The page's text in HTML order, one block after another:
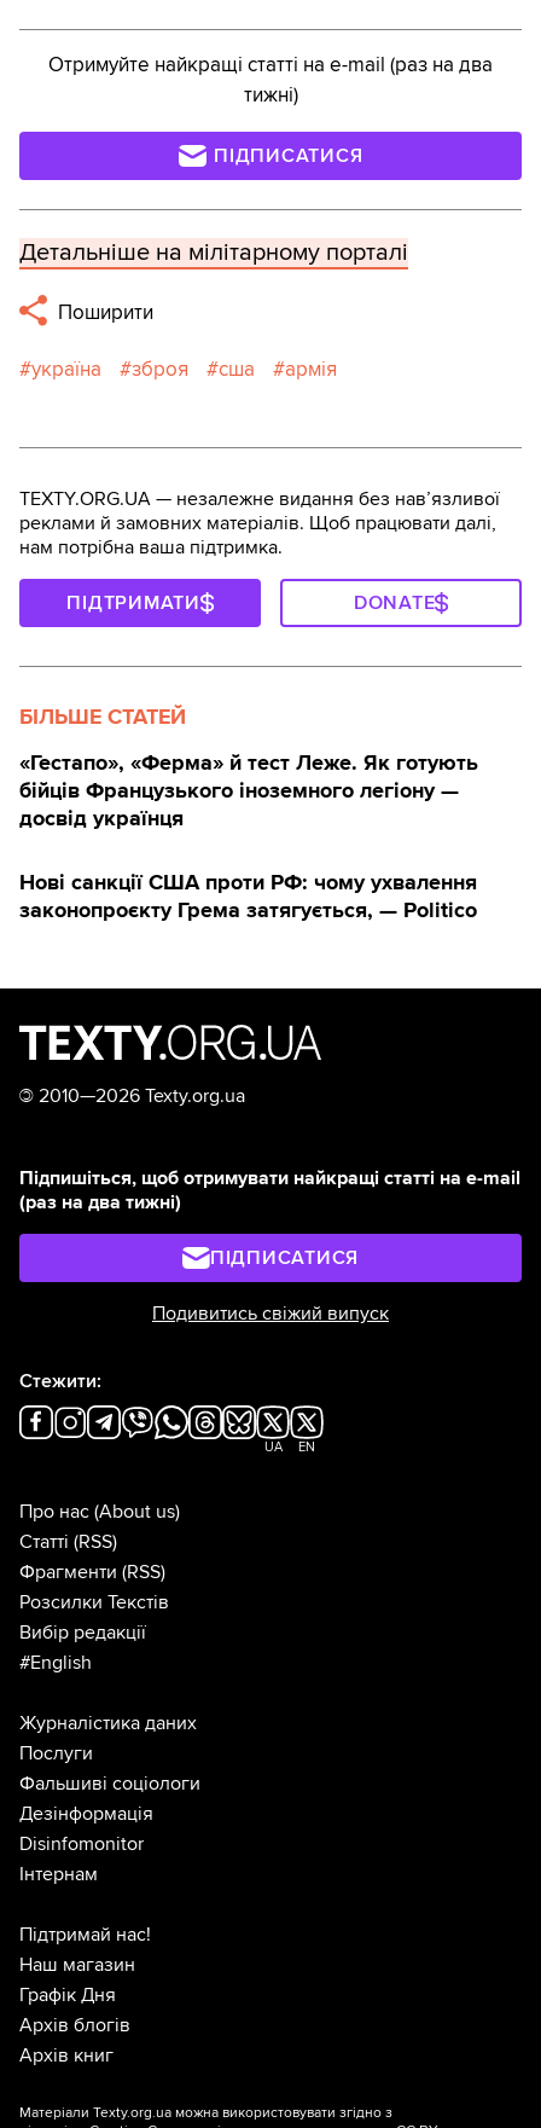
Отримуйте найкращі статті на e-mail (раз на два
тижні)
ПІДПИСАТИСЯ
Детальніше на мілітарному порталі
Поширити
україна зброя сша армія
TEXTY.ORG.UA — незалежне видання без навʼязливої
реклами й замовних матеріалів. Щоб працювати далі,
нам потрібна ваша підтримка.
ПІДТРИМАТИ DONATE
БІЛЬШЕ СТАТЕЙ
«Гестапо», «Ферма» й тест Леже. Як готують
бійців Французького іноземного легіону —
досвід українця
Нові санкції США проти РФ: чому ухвалення
законопроєкту Грема затягується, — Politico
© 2010—2026 Texty.org.ua
Підпишіться, щоб отримувати найкращі статті на e-mail
(раз на два тижні)
ПІДПИСАТИСЯ
Подивитись свіжий випуск
Стежити:
UA EN
Про нас (About us)
Статті (RSS)
Фрагменти (RSS)
Розсилки Текстів
Вибір редакції
#English
Журналістика даних
Послуги
Фальшиві соціологи
Дезінформація
Disinfomonitor
Інтернам
Підтримай нас!
Наш магазин
Графік Дня
Архів блогів
Архів книг
Матеріали Texty.org.ua можна використовувати згідно з